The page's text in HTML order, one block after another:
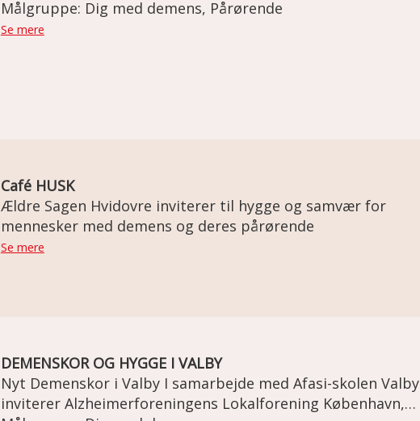
Målgruppe: Dig med demens, Pårørende
Se mere
Café HUSK
Ældre Sagen Hvidovre inviterer til hygge og samvær for
mennesker med demens og deres pårørende
Se mere
DEMENSKOR OG HYGGE I VALBY
Nyt Demenskor i Valby I samarbejde med Afasi-skolen Valby
inviterer Alzheimerforeningens Lokalforening København,